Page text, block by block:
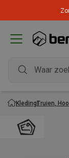
KledingTruien,